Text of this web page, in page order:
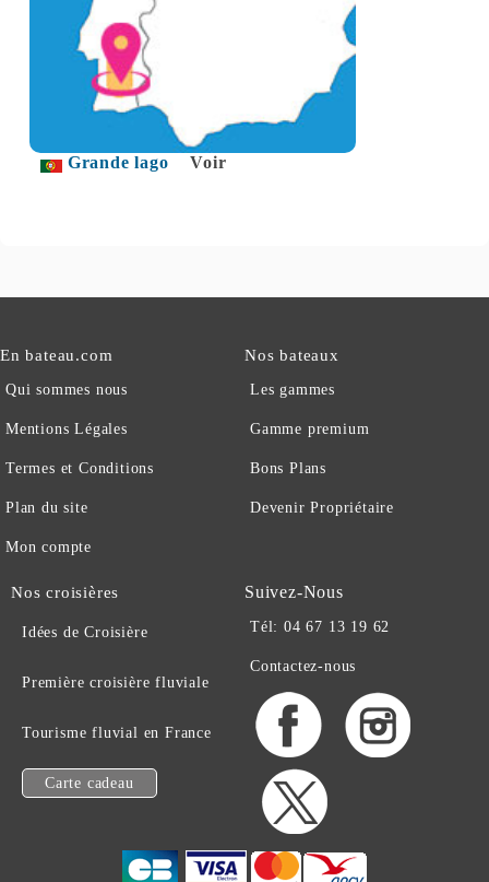
Grande lago Voir
En bateau.com
Qui sommes nous
Mentions Légales
Termes et Conditions
Plan du site
Mon compte
Nos bateaux
Les gammes
Gamme premium
Bons Plans
Devenir Propriétaire
Nos croisières
Idées de Croisière
Première croisière fluviale
Tourisme fluvial en France
Carte cadeau
Suivez-Nous
Tél: 04 67 13 19 62
Contactez-nous